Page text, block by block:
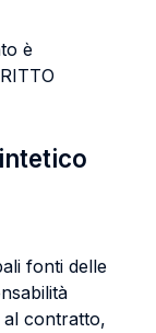
è
fonti delle
al contratto,